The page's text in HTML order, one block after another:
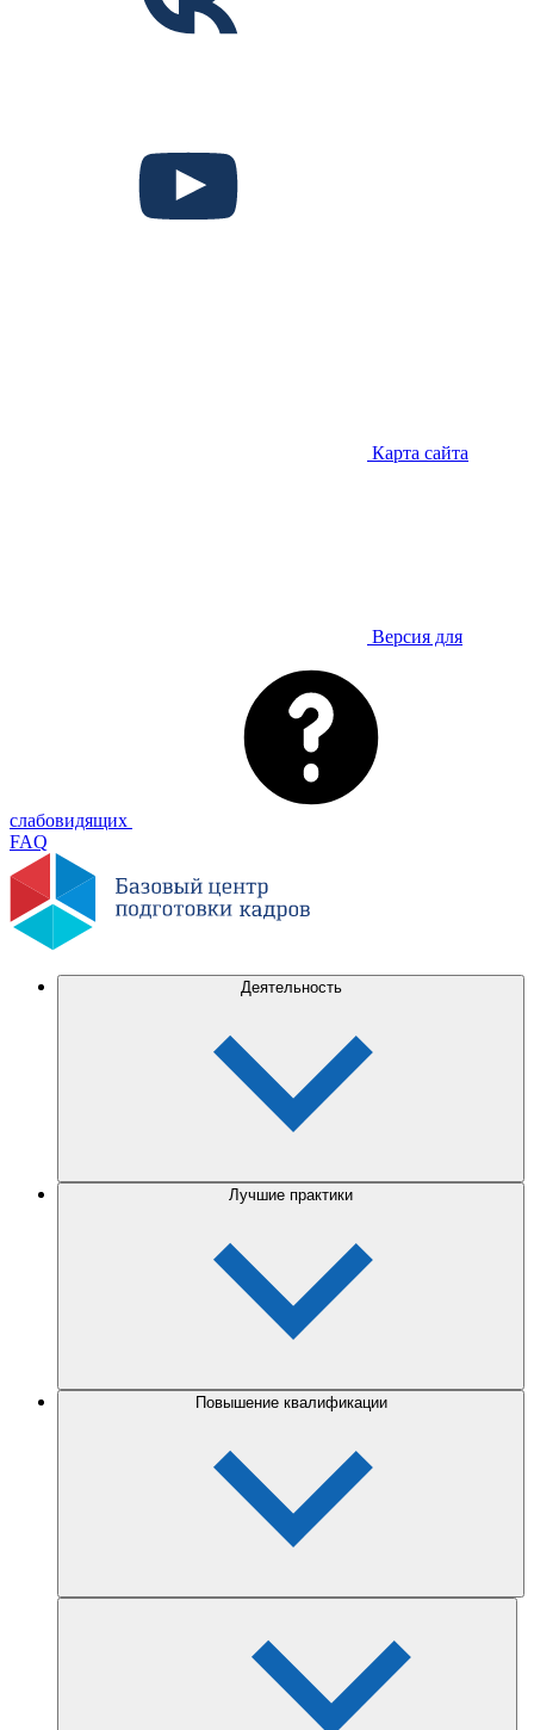
Карта сайта
Версия для
слабовидящих
FAQ
Деятельность
Лучшие практики
Повышение квалификации